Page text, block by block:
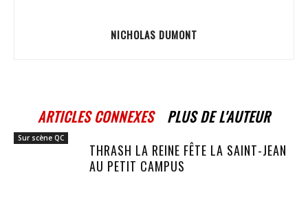
NICHOLAS DUMONT
ARTICLES CONNEXES PLUS DE L'AUTEUR
Sur scène QC
THRASH LA REINE FÊTE LA SAINT-JEAN
AU PETIT CAMPUS